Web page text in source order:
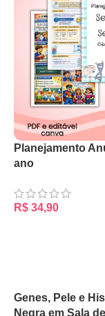
Planejamento
ano
R$34,90
Genes, Pele e
Negra em Sala